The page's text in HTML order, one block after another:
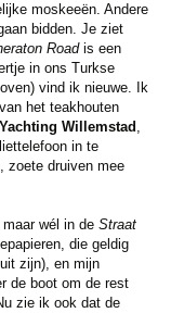
moskeeën. Andere
bidden. Je ziet
Roadis een
in ons Turkse
vind ik nieuwe. Ik
het teakhouten
Yachting Willemstad ,
in te
zoete druiven mee
wél in de Straat
die geldig
zijn), en mijn
de boot om de rest
zie ik ook dat de